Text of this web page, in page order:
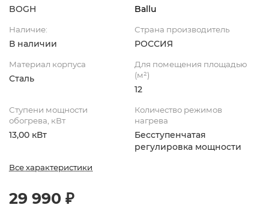
BOGH Ballu
Наличие:
В наличии
Страна производитель
РОССИЯ
Материал корпуса
Сталь
Для помещения площадью
(м²)
12
Ступени мощности
обогрева, кВт
13,00 кВт
Количество режимов
нагрева
Бесступенчатая
регулировка мощности
Все характеристики
29 990 ₽